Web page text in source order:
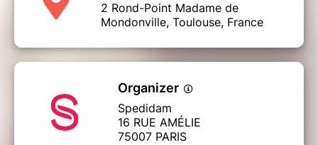
2 Rond-Point Madame de
Mondonville, Toulouse, France
Organizer
Spedidam
16 RUE AMÉLIE
75007 PARIS